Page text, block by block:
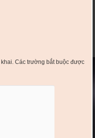
Các trường bắt buộc được